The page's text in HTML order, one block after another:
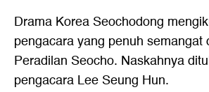
Drama Korea Seochodong
pengacara yang penuh semangat
Peradilan Seocho. Naskahnya
pengacara Lee Seung Hun.